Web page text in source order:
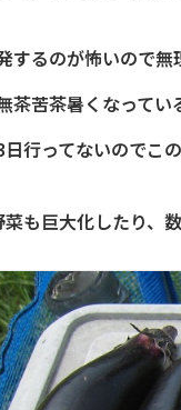
するのが怖いので無
茶苦茶暑くなってい
行ってないのでこ
も巨大化したり、